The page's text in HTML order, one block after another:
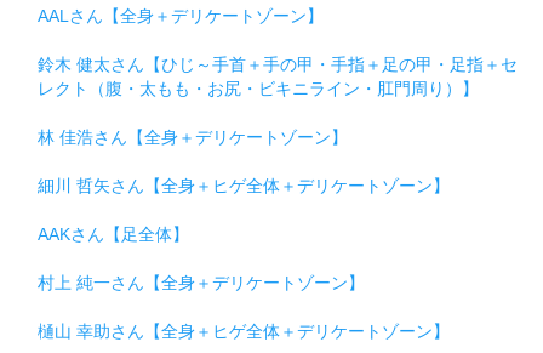
AALさん【全身＋デリケートゾーン】
鈴木 健太さん【ひじ～手首＋手の甲・手指＋足の甲・足指＋セ
レクト（腹・太もも・お尻・ビキニライン・肛門周り）】
林 佳浩さん【全身＋デリケートゾーン】
細川 哲矢さん【全身＋ヒゲ全体＋デリケートゾーン】
AAKさん【足全体】
村上 純一さん【全身＋デリケートゾーン】
樋山 幸助さん【全身＋ヒゲ全体＋デリケートゾーン】